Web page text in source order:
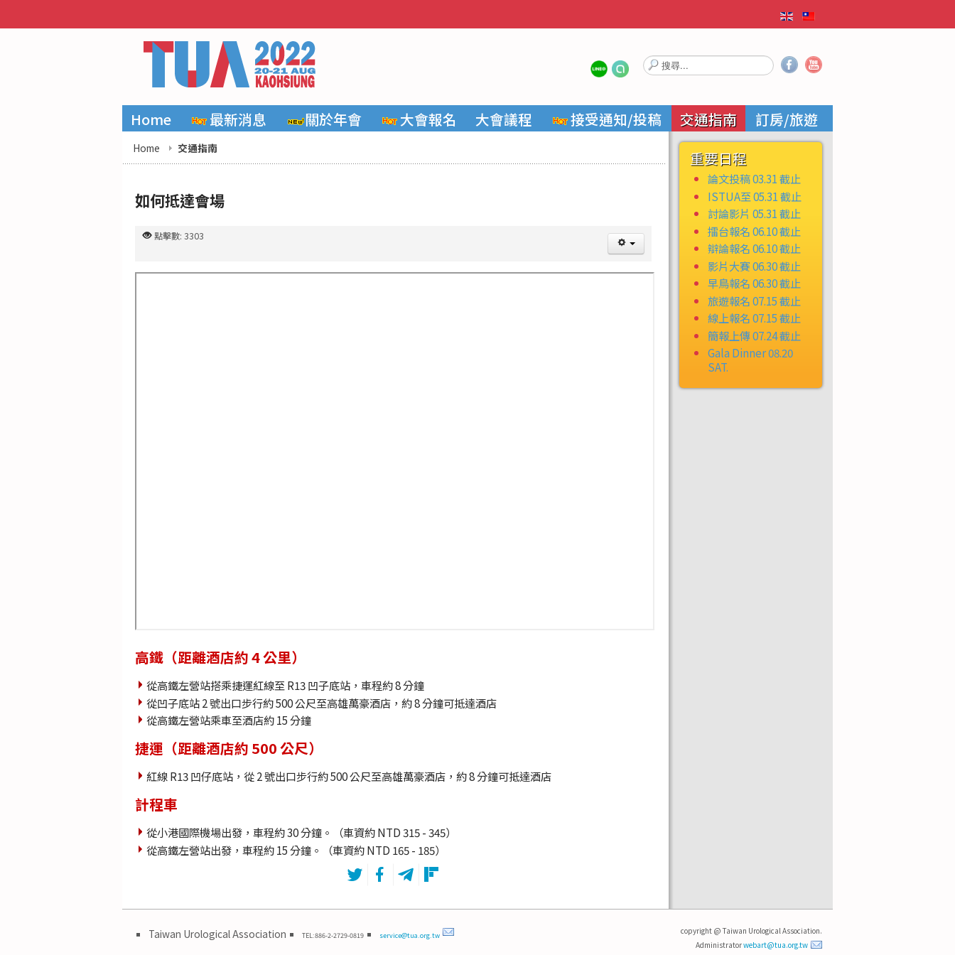
搜
尋...
Home 最新消息 關於年會 大會報名 大會議程 接受通知/投稿 交通指南 訂房/旅遊
Home 交通指南
如何抵達會場
點擊數: 3303
高鐵（距離酒店約 4 公里）
從高鐵左營站搭乘捷運紅線至 R13 凹子底站，車程約 8 分鐘
從凹子底站 2 號出口步行約 500 公尺至高雄萬豪酒店，約 8 分鐘可抵達酒店
從高鐵左營站乘車至酒店約 15 分鐘
捷運（距離酒店約 500 公尺）
紅線 R13 凹仔底站，從 2 號出口步行約 500 公尺至高雄萬豪酒店，約 8 分鐘可抵達酒店
計程車
從小港國際機場出發，車程約 30 分鐘。（車資約 NTD 315 - 345）
從高鐵左營站出發，車程約 15 分鐘。（車資約 NTD 165 - 185）
重要日程
論文投稿 03.31 截止
ISTUA至 05.31 截止
討論影片 05.31 截止
擂台報名 06.10 截止
辯論報名 06.10 截止
影片大賽 06.30 截止
早鳥報名 06.30 截止
旅遊報名 07.15 截止
線上報名 07.15 截止
簡報上傳 07.24 截止
Gala Dinner 08.20
SAT.
Taiwan Urological Association TEL:886-2-2729-0819 service@tua.org.tw
copyright @ Taiwan Urological Association.
Administratorwebart@tua.org.tw